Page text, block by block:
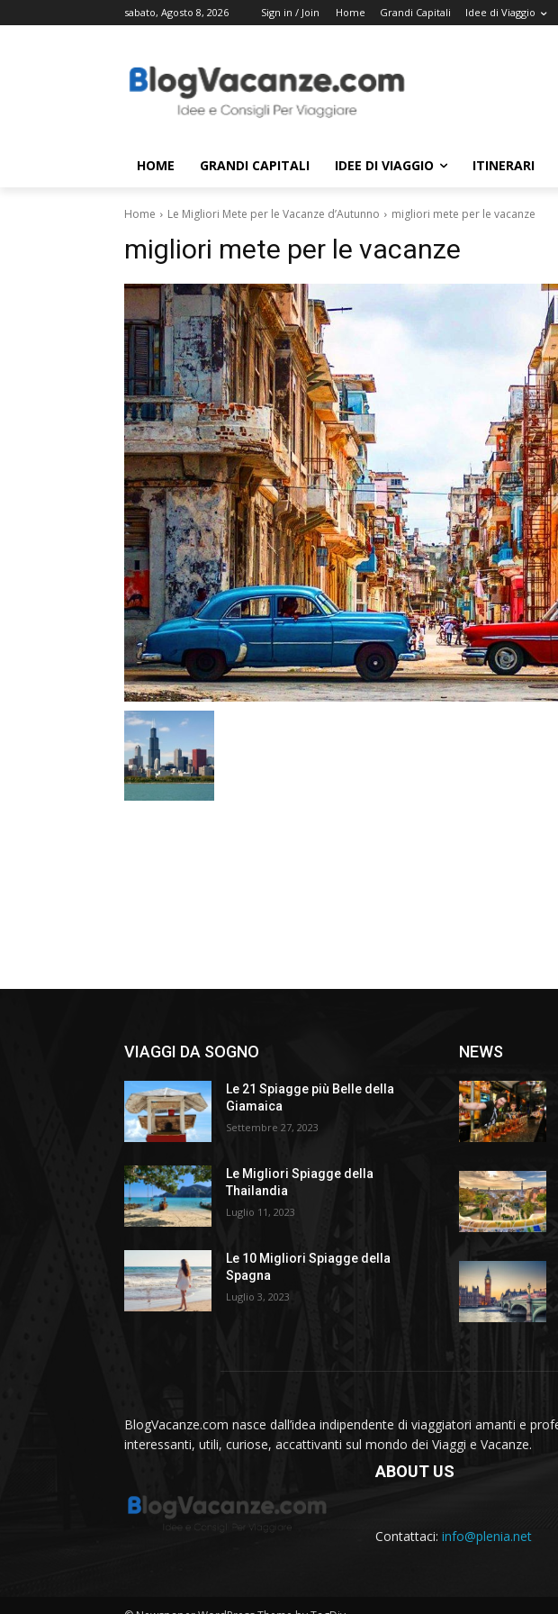
sabato, Agosto 8, 2026 Sign in / Join Home Grandi Capitali Idee di Viaggio
HOME GRANDI CAPITALI IDEE DI VIAGGIO ITINERARI
Home Le Migliori Mete per le Vacanze d’Autunno migliori mete per le vacanze
migliori mete per le vacanze
VIAGGI DA SOGNO
Le 21 Spiagge più Belle della
Giamaica
Settembre 27, 2023
Le Migliori Spiagge della
Thailandia
Luglio 11, 2023
Le 10 Migliori Spiagge della
Spagna
Luglio 3, 2023
NEWS
BlogVacanze.com nasce dall’idea indipendente di viaggiatori amanti e
interessanti, utili, curiose, accattivanti sul mondo dei Viaggi e Vacanze.
ABOUT US
Contattaci: info@plenia.net